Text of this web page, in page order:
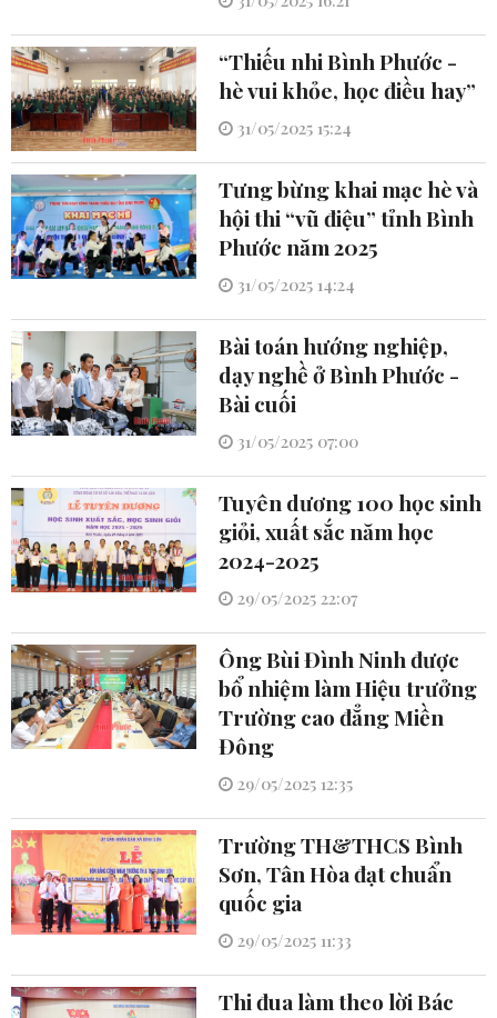
“Thiếu nhi Bình Phước -
hè vui khỏe, học điều hay”
31/05/2025 15:24
Tưng bừng khai mạc hè và
hội thi “vũ điệu” tỉnh Bình
Phước năm 2025
31/05/2025 14:24
Bài toán hướng nghiệp,
dạy nghề ở Bình Phước -
Bài cuối
31/05/2025 07:00
Tuyên dương 100 học sinh
giỏi, xuất sắc năm học
2024-2025
29/05/2025 22:07
Ông Bùi Đình Ninh được
bổ nhiệm làm Hiệu trưởng
Trường cao đẳng Miền
Đông
29/05/2025 12:35
Trường TH&THCS Bình
Sơn, Tân Hòa đạt chuẩn
quốc gia
29/05/2025 11:33
Thi đua làm theo lời Bác